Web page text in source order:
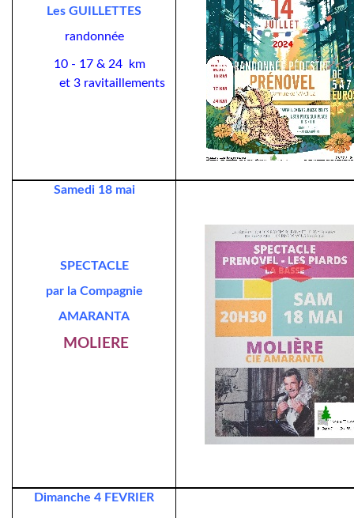
Les GUILLETTES
randonnée
10 - 17 & 24 km
et 3 ravitaillements
Samedi 18 mai
SPECTACLE
par la Compagnie
AMARANTA
MOLIERE
Dimanche 4 FEVRIER